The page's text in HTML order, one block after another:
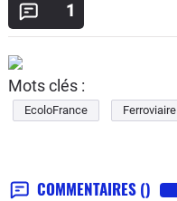
1
Mots clés :
EcoloFrance Ferroviaire
COMMENTAIRES ()